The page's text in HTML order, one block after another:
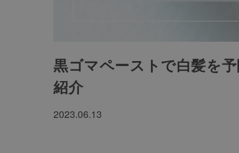
黒ゴマペーストで白髪を
紹介
2023.06.13